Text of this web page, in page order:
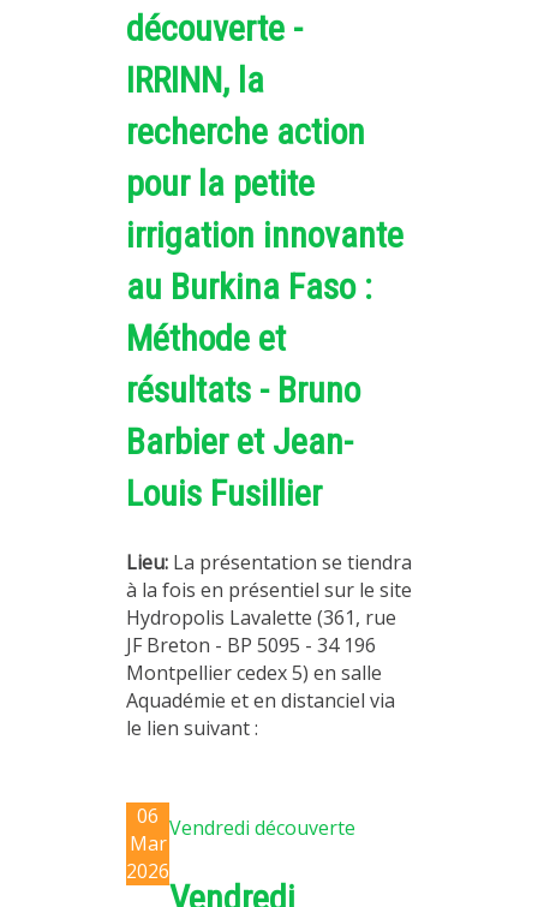
découverte -
IRRINN, la
recherche action
pour la petite
irrigation innovante
au Burkina Faso :
Méthode et
résultats - Bruno
Barbier et Jean-
Louis Fusillier
Lieu: La présentation se tiendra
à la fois en présentiel sur le site
Hydropolis Lavalette (361, rue
JF Breton - BP 5095 - 34 196
Montpellier cedex 5) en salle
Aquadémie et en distanciel via
le lien suivant :
06
Mar
2026
Vendredi découverte
Vendredi